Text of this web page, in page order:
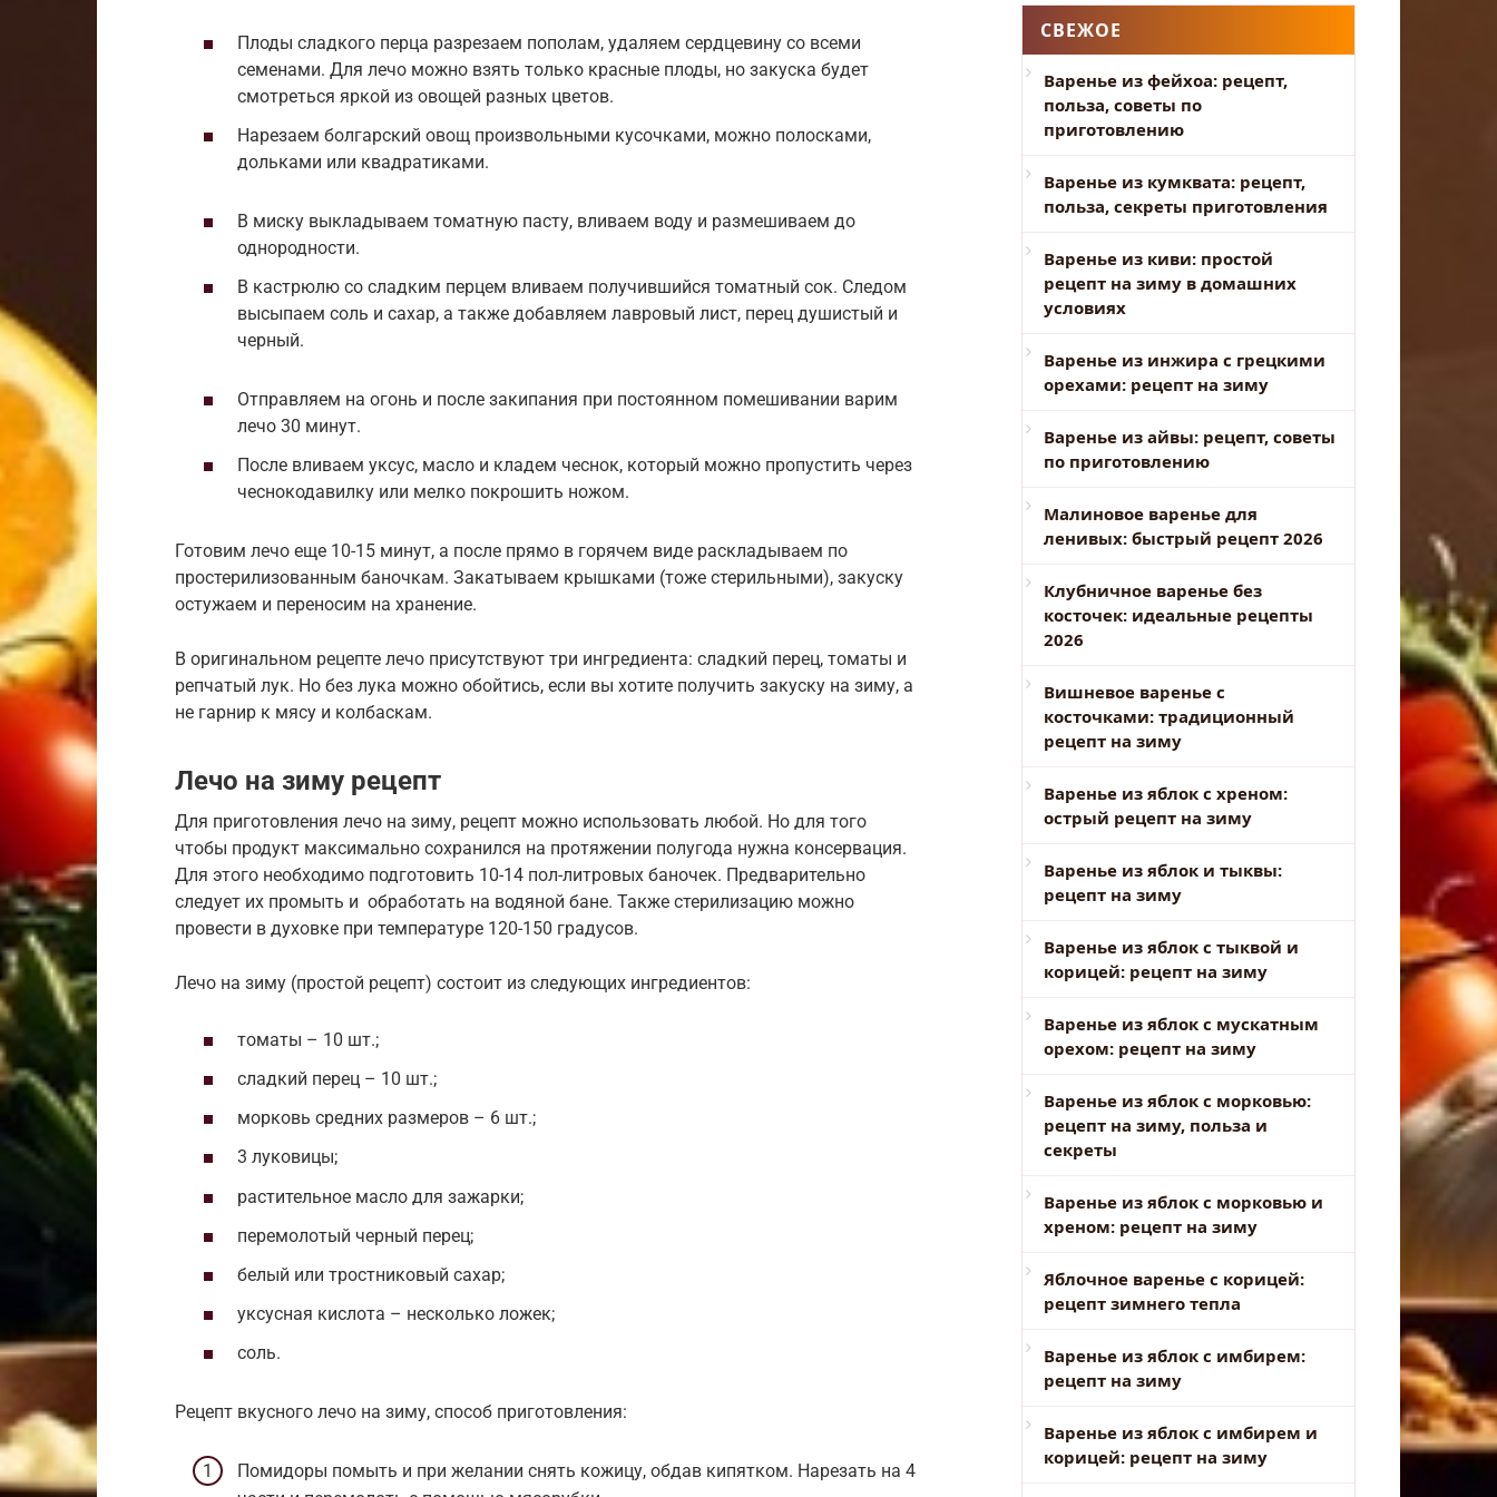
Плоды сладкого перца разрезаем пополам, удаляем сердцевину со всеми
семенами. Для лечо можно взять только красные плоды, но закуска будет
смотреться яркой из овощей разных цветов.
Нарезаем болгарский овощ произвольными кусочками, можно полосками,
дольками или квадратиками.
В миску выкладываем томатную пасту, вливаем воду и размешиваем до
однородности.
В кастрюлю со сладким перцем вливаем получившийся томатный сок. Следом
высыпаем соль и сахар, а также добавляем лавровый лист, перец душистый и
черный.
Отправляем на огонь и после закипания при постоянном помешивании варим
лечо 30 минут.
После вливаем уксус, масло и кладем чеснок, который можно пропустить через
чеснокодавилку или мелко покрошить ножом.
Готовим лечо еще 10-15 минут, а после прямо в горячем виде раскладываем по
простерилизованным баночкам. Закатываем крышками (тоже стерильными), закуску
остужаем и переносим на хранение.
В оригинальном рецепте лечо присутствуют три ингредиента: сладкий перец, томаты и
репчатый лук. Но без лука можно обойтись, если вы хотите получить закуску на зиму, а
не гарнир к мясу и колбаскам.
Лечо на зиму рецепт
Для приготовления лечо на зиму, рецепт можно использовать любой. Но для того
чтобы продукт максимально сохранился на протяжении полугода нужна консервация.
Для этого необходимо подготовить 10-14 пол-литровых баночек. Предварительно
следует их промыть и обработать на водяной бане. Также стерилизацию можно
провести в духовке при температуре 120-150 градусов.
Лечо на зиму (простой рецепт) состоит из следующих ингредиентов:
томаты – 10 шт.;
сладкий перец – 10 шт.;
морковь средних размеров – 6 шт.;
3 луковицы;
растительное масло для зажарки;
перемолотый черный перец;
белый или тростниковый сахар;
уксусная кислота – несколько ложек;
соль.
Рецепт вкусного лечо на зиму, способ приготовления:
Помидоры помыть и при желании снять кожицу, обдав кипятком. Нарезать на 4
СВЕЖОЕ
Варенье из фейхоа: рецепт,
польза, советы по
приготовлению
Варенье из кумквата: рецепт,
польза, секреты приготовления
Варенье из киви: простой
рецепт на зиму в домашних
условиях
Варенье из инжира с грецкими
орехами: рецепт на зиму
Варенье из айвы: рецепт, советы
по приготовлению
Малиновое варенье для
ленивых: быстрый рецепт 2026
Клубничное варенье без
косточек: идеальные рецепты
2026
Вишневое варенье с
косточками: традиционный
рецепт на зиму
Варенье из яблок с хреном:
острый рецепт на зиму
Варенье из яблок и тыквы:
рецепт на зиму
Варенье из яблок с тыквой и
корицей: рецепт на зиму
Варенье из яблок с мускатным
орехом: рецепт на зиму
Варенье из яблок с морковью:
рецепт на зиму, польза и
секреты
Варенье из яблок с морковью и
хреном: рецепт на зиму
Яблочное варенье с корицей:
рецепт зимнего тепла
Варенье из яблок с имбирем:
рецепт на зиму
Варенье из яблок с имбирем и
корицей: рецепт на зиму